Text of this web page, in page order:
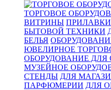
ТОРГОВОЕ
ВИТРИНЫ ПРИЛАВКИ
БЫТОВОЙ ТЕХНИКИ
БЕЛЬЯ
ЮВЕЛИРНОЕ
ОБОРУДОВАНИЕ
МУЗЕЙНОЕ
СТЕНДЫ ДЛЯ
ПАРФЮМЕРИИ ДЛЯ